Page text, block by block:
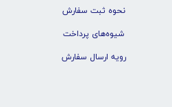
نحوه ثبت سفارش
شیوه‌های پرداخت
رویه ارسال سفارش